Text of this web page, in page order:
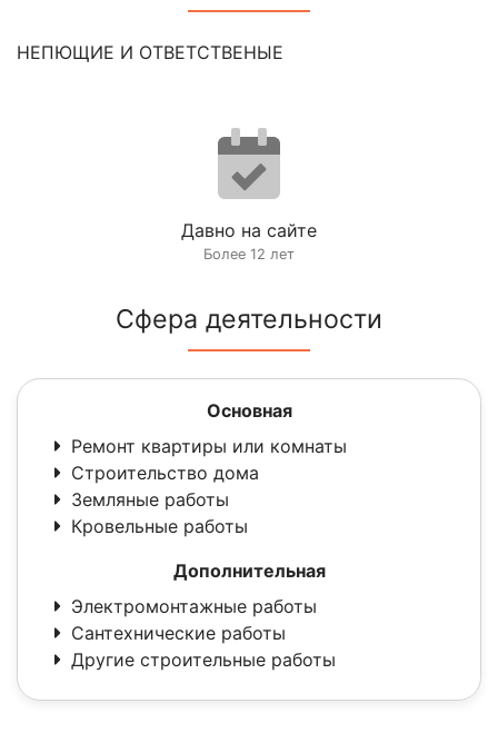
НЕПЮЩИЕ И ОТВЕТСТВЕНЫЕ
Давно на сайте
Более 12 лет
Сфера деятельности
Основная
Ремонт квартиры или комнаты
Строительство дома
Земляные работы
Кровельные работы
Дополнительная
Электромонтажные работы
Сантехнические работы
Другие строительные работы